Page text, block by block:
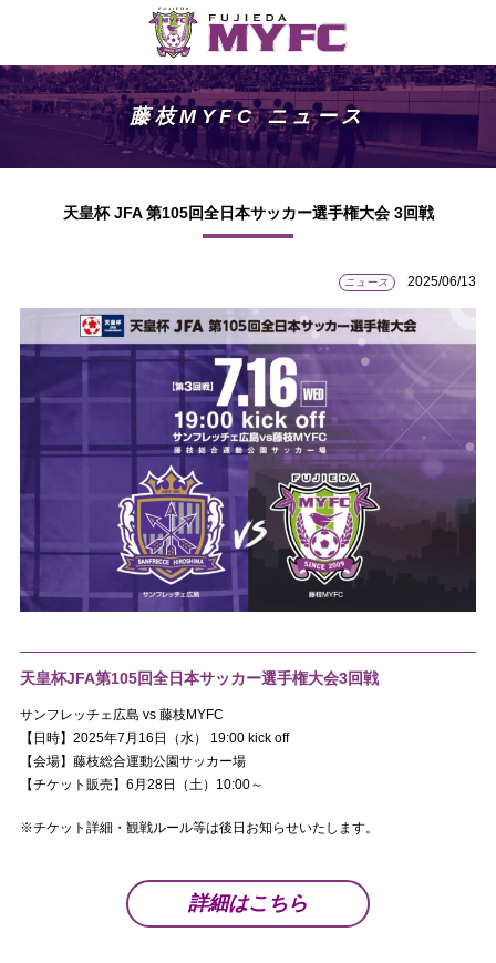
藤枝MYFC ニュース
天皇杯 JFA 第105回全日本サッカー選手権大会 3回戦
ニュース 2025/06/13
天皇杯JFA第105回全日本サッカー選手権大会3回戦
サンフレッチェ広島 vs 藤枝MYFC
【日時】2025年7月16日（水） 19:00 kick off
【会場】藤枝総合運動公園サッカー場
【チケット販売】6月28日（土）10:00～
※チケット詳細・観戦ルール等は後日お知らせいたします。
詳細はこちら